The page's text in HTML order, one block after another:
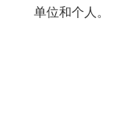
单位和个人。